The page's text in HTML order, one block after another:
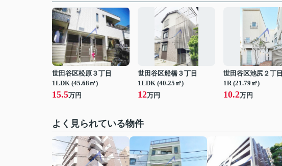
世田谷区松原３丁目
1LDK (45.68㎡)
15.5万円
世田谷区船橋３丁目
1LDK (40.25㎡)
12万円
世田谷区池尻２丁目
1R (21.79㎡)
10.2万円
よく見られている物件